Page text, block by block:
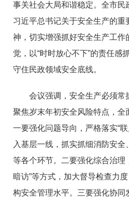
事关社会大局和谐稳定。全市民
习近平总书记关于安全生产的重
神，切实增强抓好安全生产工作
觉，以“时时放心不下”的责任感
守住民政领域安全底线。
会议强调，安全生产必须常
聚焦岁末年初安全风险特点，全
一要强化问题导向，严格落实“
入基层一线，抓实抓细消防安
等各个环节。二要强化综合治理
暗访”等方式，加大督导检查力
构安全管理水平。三要强化协同